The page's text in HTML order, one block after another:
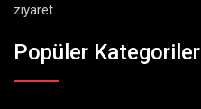
ziyaret
Popüler Kategoriler